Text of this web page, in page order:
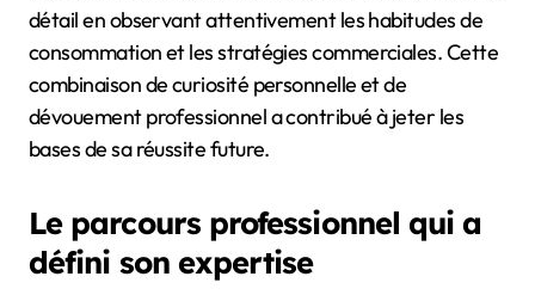
détail en observant attentivement les habitudes de
consommation et les stratégies commerciales. Cette
combinaison de curiosité personnelle et de
dévouement professionnel a contribué à jeter les
bases de sa réussite future.
Le parcours professionnel qui a
défini son expertise